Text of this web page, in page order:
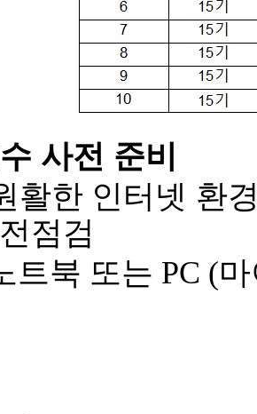
사전 준비
활한 인터넷 환
점검
트북 또는 PC (